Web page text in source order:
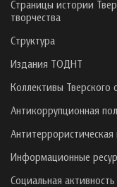
Страницы истории
творчества
Структура
Издания ТОДНТ
Коллективы Тверского
Антикоррупционная
Антитеррористическая
Информационные
Социальная активность